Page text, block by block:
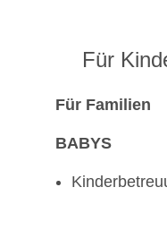
Für
Für Familien
BABYS